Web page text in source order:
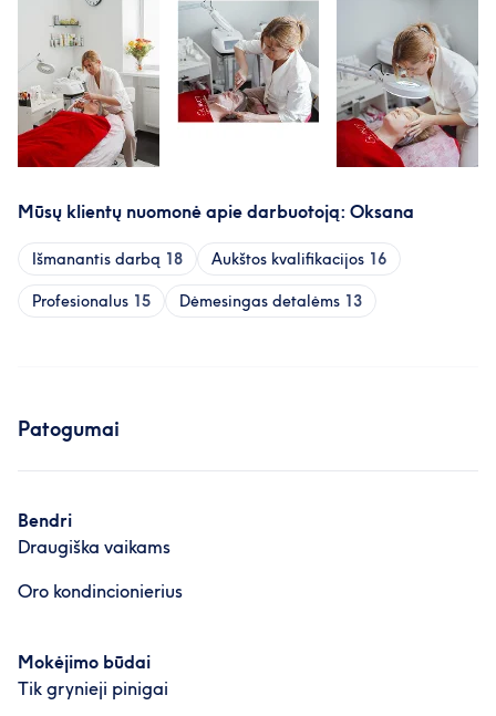
Mūsų klientų nuomonė apie darbuotoją: Oksana
Išmanantis darbą 18 Aukštos kvalifikacijos 16
Profesionalus 15 Dėmesingas detalėms 13
Patogumai
Bendri
Draugiška vaikams
Oro kondincionierius
Mokėjimo būdai
Tik grynieji pinigai